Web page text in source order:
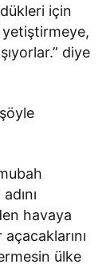
için
diye
havaya
ülke